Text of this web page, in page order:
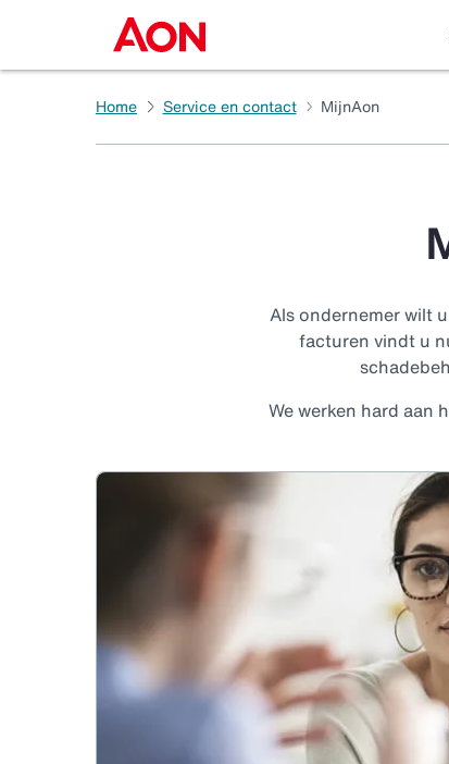
Home Service en contact MijnAon
Als ondernemer wilt
facturen vindt u
We werken hard aan